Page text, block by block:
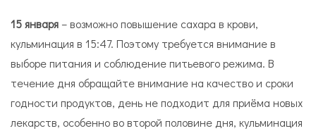
15 января – возможно повышение сахара в крови,
кульминация в 15:47. Поэтому требуется внимание в
выборе питания и соблюдение питьевого режима. В
течение дня обращайте внимание на качество и сроки
годности продуктов, день не подходит для приёма новых
лекарств, особенно во второй половине дня, кульминация